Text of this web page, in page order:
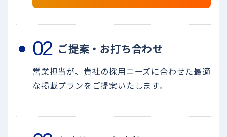
ご提案・お打ち合わせ
営業担当が、貴社の採用ニーズに合わせた最適
な掲載プランをご提案いたします。